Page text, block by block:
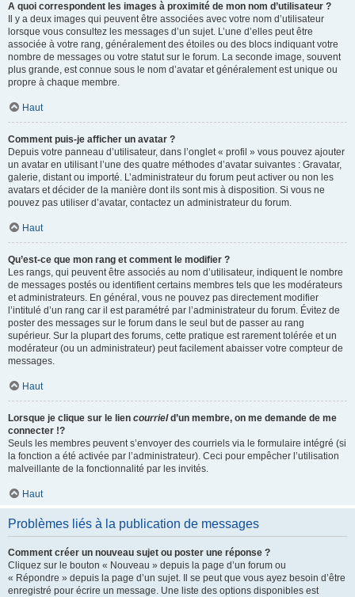
A quoi correspondent les images à proximité de mon nom d’utilisateur ?
Il y a deux images qui peuvent être associées avec votre nom d’utilisateur
lorsque vous consultez les messages d’un sujet. L’une d’elles peut être
associée à votre rang, généralement des étoiles ou des blocs indiquant votre
nombre de messages ou votre statut sur le forum. La seconde image, souvent
plus grande, est connue sous le nom d’avatar et généralement est unique ou
propre à chaque membre.
Haut
Comment puis-je afficher un avatar ?
Depuis votre panneau d’utilisateur, dans l’onglet « profil » vous pouvez ajouter
un avatar en utilisant l’une des quatre méthodes d’avatar suivantes : Gravatar,
galerie, distant ou importé. L’administrateur du forum peut activer ou non les
avatars et décider de la manière dont ils sont mis à disposition. Si vous ne
pouvez pas utiliser d’avatar, contactez un administrateur du forum.
Haut
Qu’est-ce que mon rang et comment le modifier ?
Les rangs, qui peuvent être associés au nom d’utilisateur, indiquent le nombre
de messages postés ou identifient certains membres tels que les modérateurs
et administrateurs. En général, vous ne pouvez pas directement modifier
l’intitulé d’un rang car il est paramétré par l’administrateur du forum. Évitez de
poster des messages sur le forum dans le seul but de passer au rang
supérieur. Sur la plupart des forums, cette pratique est rarement tolérée et un
modérateur (ou un administrateur) peut facilement abaisser votre compteur de
messages.
Haut
Lorsque je clique sur le lien courrield’un membre, on me demande de me
connecter !?
Seuls les membres peuvent s’envoyer des courriels via le formulaire intégré (si
la fonction a été activée par l’administrateur). Ceci pour empêcher l’utilisation
malveillante de la fonctionnalité par les invités.
Haut
Problèmes liés à la publication de messages
Comment créer un nouveau sujet ou poster une réponse ?
Cliquez sur le bouton « Nouveau » depuis la page d’un forum ou
« Répondre » depuis la page d’un sujet. Il se peut que vous ayez besoin d’être
enregistré pour écrire un message. Une liste des options disponibles est